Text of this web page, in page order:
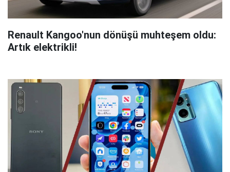
Renault Kangoo'nun dönüşü muhteşem oldu:
Artık elektrikli!